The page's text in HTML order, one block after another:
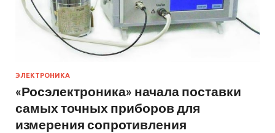
ЭЛЕКТРОНИКА
«Росэлектроника» начала поставки
самых точных приборов для
измерения сопротивления